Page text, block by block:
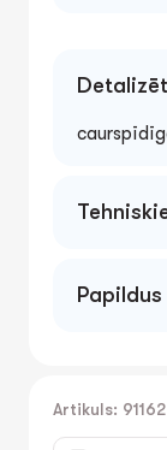
Artikuls: 91162